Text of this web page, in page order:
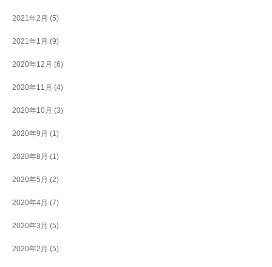
2021年2月 (5)
2021年1月 (9)
2020年12月 (6)
2020年11月 (4)
2020年10月 (3)
2020年9月 (1)
2020年8月 (1)
2020年5月 (2)
2020年4月 (7)
2020年3月 (5)
2020年2月 (5)